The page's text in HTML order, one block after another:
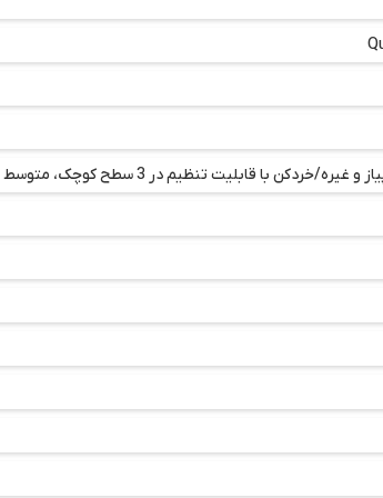
با قابلیت تنظیم در 3 سطح کوچک، متوسط و بزرگ